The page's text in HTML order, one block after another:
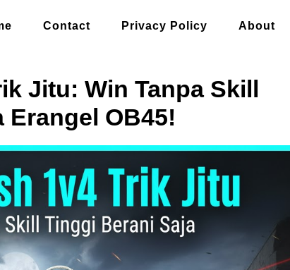
Contact Privacy Policy About
Jitu: Win Tanpa Skill
Erangel OB45!